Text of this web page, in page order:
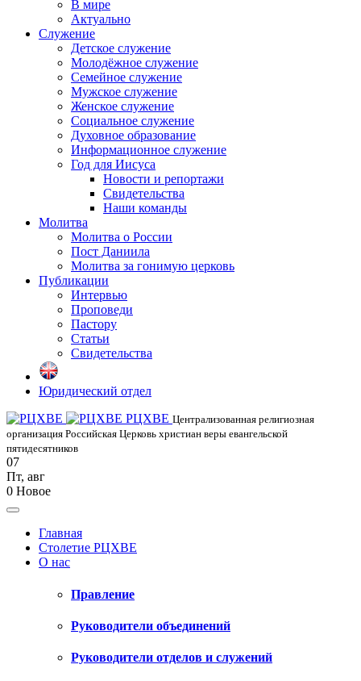
В мире
Актуально
Служение
Детское служение
Молодёжное служение
Семейное служение
Мужское служение
Женское служение
Социальное служение
Духовное образование
Информационное служение
Год для Иисуса
Новости и репортажи
Свидетельства
Наши команды
Молитва
Молитва о России
Пост Даниила
Молитва за гонимую церковь
Публикации
Интервью
Проповеди
Пастору
Статьи
Свидетельства
Юридический отдел
РЦХВЕ Централизованная религиозная
организация Российская Церковь христиан веры евангельской
пятидесятников
07
Пт, авг
0 Новое
Главная
Столетие РЦХВЕ
О нас
Правление
Руководители объединений
Руководители отделов и служений